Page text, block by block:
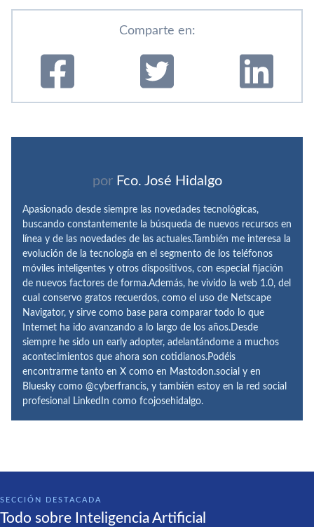
Comparte en:
por Fco. José Hidalgo
Apasionado desde siempre las novedades tecnológicas,
buscando constantemente la búsqueda de nuevos recursos en
línea y de las novedades de las actuales.También me interesa la
evolución de la tecnología en el segmento de los teléfonos
móviles inteligentes y otros dispositivos, con especial fijación
de nuevos factores de forma.Además, he vivido la web 1.0, del
cual conservo gratos recuerdos, como el uso de Netscape
Navigator, y sirve como base para comparar todo lo que
Internet ha ido avanzando a lo largo de los años.Desde
siempre he sido un early adopter, adelantándome a muchos
acontecimientos que ahora son cotidianos.Podéis
encontrarme tanto en X como en Mastodon.social y en
Bluesky como @cyberfrancis, y también estoy en la red social
profesional LinkedIn como fcojosehidalgo.
SECCIÓN DESTACADA
Todo sobre Inteligencia Artificial